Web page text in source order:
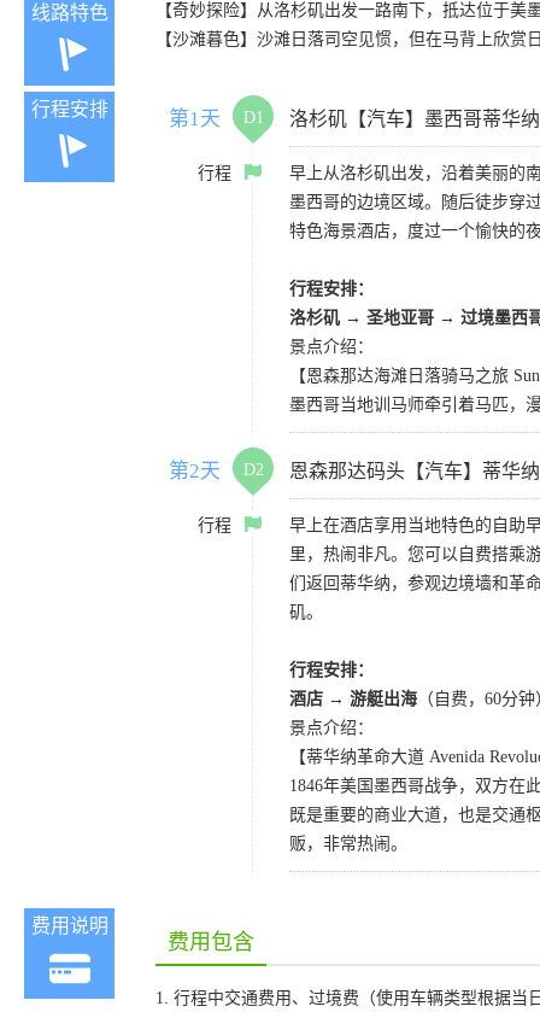
线路特色
【奇妙探险】从洛杉矶出发一路南下，抵达位于
【沙滩暮色】沙滩日落司空见惯，但在马背上欣
行程安排 第1天 D1 洛杉矶【汽车】墨西哥蒂华
行程
早上从洛杉矶出发，沿着美丽的
墨西哥的边境区域。随后徒步穿
特色海景酒店，度过一个愉快的
行程安排：
洛杉矶 → 圣地亚哥 → 过境墨西
景点介绍：
【恩森那达海滩日落骑马之旅
墨西哥当地训马师牵引着马匹，
第2天 D2 恩森那达码头【汽车】蒂华
行程
早上在酒店享用当地特色的自助
里，热闹非凡。您可以自费搭乘
们返回蒂华纳，参观边境墙和革
矶。
行程安排：
酒店 → 游艇出海 （自费，60分钟
景点介绍：
【蒂华纳革命大道 Avenida
1846年美国墨西哥战争，双方在
既是重要的商业大道，也是交通
贩，非常热闹。
费用说明
费用包含
1. 行程中交通费用、过境费（使用车辆类型根据当